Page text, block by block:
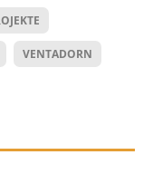
VENTADORN